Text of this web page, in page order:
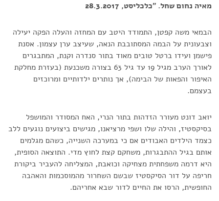
מאיה נחום שחל. "כלכליסט, 28.3.2017
הבמאי משה קפטן, התמודד היטב עם המחזה והעלה הפקה יעילה
וצבעונית על הבמה המסתובבת הנאה, שעיצב ערן עצמון. אסנת
פישמן ועידו ברטל טובים מאוד בתור סנדרה וקנת, המתבגרים
לאורך הערב מגיל 19 עד גיל 63 בצורה משכנעת (בעזרת מחלקת
האיפור והפאות של הבימה), אך נותרים ילדותיים ומרוכזים
בעצמם.
יואב דונט מעורר הזדהות בתור הנרי, האח המסודר והמושפל
בסיקסטיז, והילה שלו ושפי מרציאנו, מגישים ביצועים נוגעים ללב
כצמד הילדים האבודים אם כי במערכה השנייה, כשהם מגלמים
אותם בגיל ההתבגרות, משחקם קצת לחוץ מדי. התוצאה הסופית,
היא דרמה משפחתית מצחיקה וכואבת, המצליחה להעביר ביקורת
חריפה על דור הסיקסטיז שבשם השחרור מהמוסכמות והאהבה
החופשית, הרסו את החיים לדור שבא אחריהם.